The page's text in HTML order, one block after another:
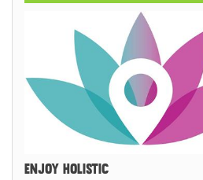
ENJOY HOLISTIC